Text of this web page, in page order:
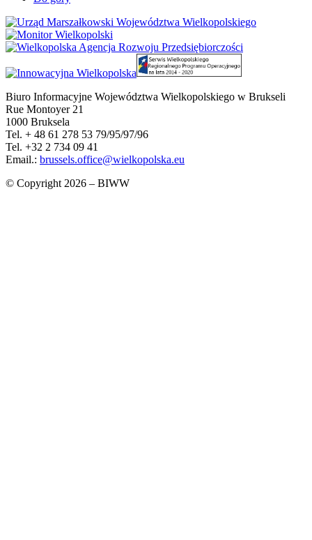
Biuro Informacyjne Województwa Wielkopolskiego w Brukseli
Rue Montoyer 21
1000 Bruksela
Tel. + 48 61 278 53 79/95/97/96
Tel. +32 2 734 09 41
Email.: brussels.office@wielkopolska.eu
© Copyright 2026 – BIWW